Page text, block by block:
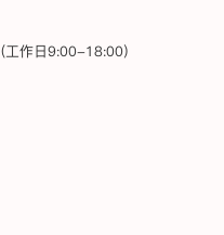
(工作日9:00-18:00)